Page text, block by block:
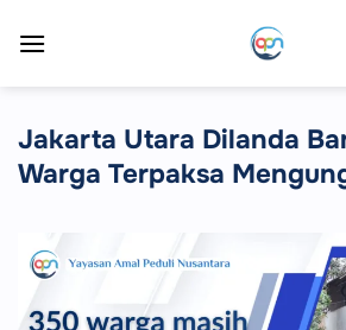
Jakarta Utara Dilanda
Warga Terpaksa